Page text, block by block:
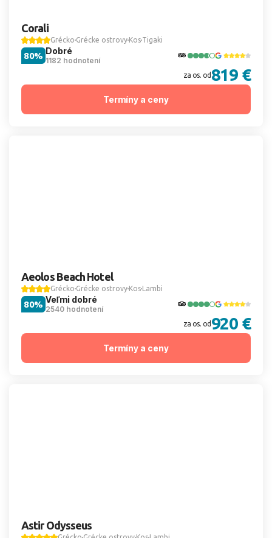
Corali
Grécko Grécke ostrovy Kos Tigaki
Dobré
1182 hodnotení
80%
za os. od 819 €
Termíny a ceny
Aeolos Beach Hotel
Grécko Grécke ostrovy Kos Lambi
Veľmi dobré
2540 hodnotení
80%
za os. od 920 €
Termíny a ceny
Astir Odysseus